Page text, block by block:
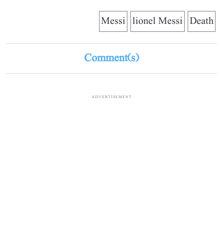
Death
lionel Messi
Messi
Comment(s)
ADVERTISEMENT